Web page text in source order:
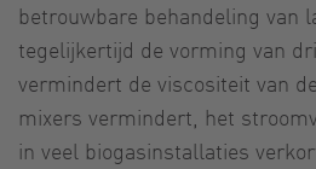
betrouwbare behandeling van
tegelijkertijd de vorming van
vermindert de viscositeit van
mixers vermindert, het
in veel biogasinstallaties